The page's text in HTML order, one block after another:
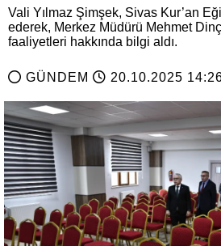
Vali Yılmaz Şimşek, Sivas Kur’an
ederek, Merkez Müdürü Mehmet
faaliyetleri hakkında bilgi aldı.
GÜNDEM 20.10.2025